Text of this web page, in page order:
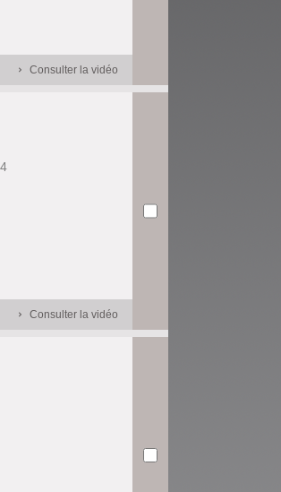
Consulter la vidéo
Consulter la vidéo